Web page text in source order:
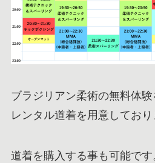
ブラジリアン柔術の無料体験
レンタル道着を用意しており
道着を購入する事も可能です